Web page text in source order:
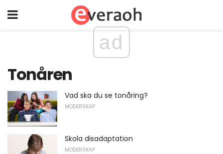
ad
Tonåren
Vad ska du se tonåring?
MODERSKAP
Skola disadaptation
MODERSKAP